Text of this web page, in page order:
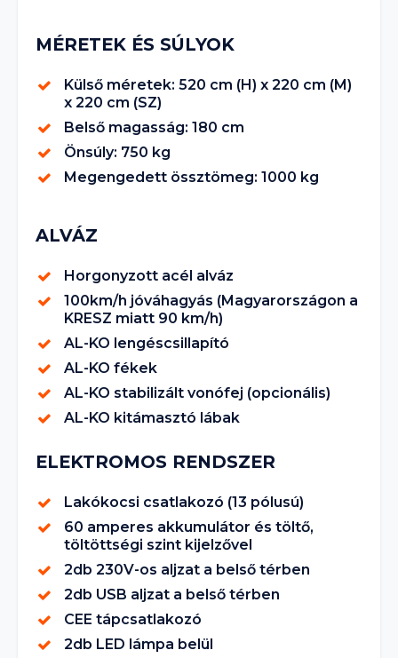
MÉRETEK ÉS SÚLYOK
Külső méretek: 520 cm (H) x 220 cm (M)
x 220 cm (SZ)
Belső magasság: 180 cm
Önsúly: 750 kg
Megengedett össztömeg: 1000 kg
ALVÁZ
Horgonyzott acél alváz
100km/h jóváhagyás (Magyarországon a
KRESZ miatt 90 km/h)
AL-KO lengéscsillapító
AL-KO fékek
AL-KO stabilizált vonófej (opcionális)
AL-KO kitámasztó lábak
ELEKTROMOS RENDSZER
Lakókocsi csatlakozó (13 pólusú)
60 amperes akkumulátor és töltő,
töltöttségi szint kijelzővel
2db 230V-os aljzat a belső térben
2db USB aljzat a belső térben
CEE tápcsatlakozó
2db LED lámpa belül